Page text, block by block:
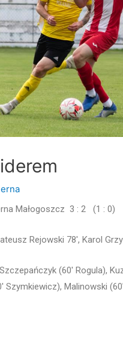
Małogoszcz 3 : 2 (1 : 0)
Rejowski 78′, Karol
(60′ Rogula),
Szymkiewicz), Malinowski